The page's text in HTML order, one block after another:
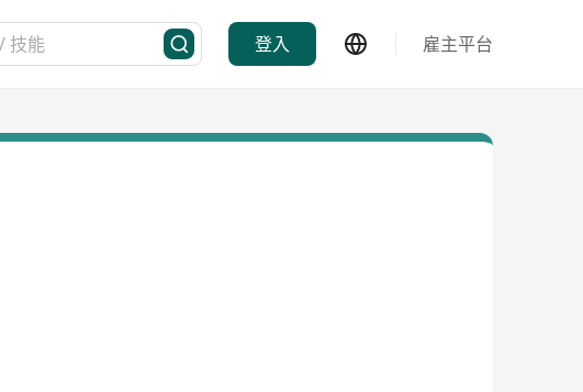
登入 雇主平台